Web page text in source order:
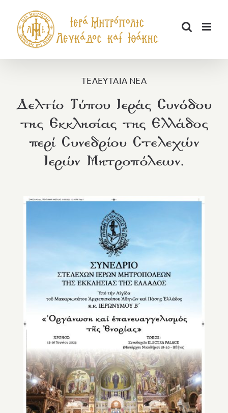
περιεχόμενο
ΤΕΛΕΥΤΑΙΑ ΝΕΑ
Δελτίο Τύπου Ιεράς Συνόδου
της Εκκλησίας της Ελλάδος
περί Συνεδρίου Στελεχών
Ιερών Μητροπόλεων.